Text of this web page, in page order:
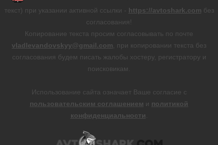
текст) при указании активной ссылки - https://avtoshark.com без
согласования!
Копирование текста просим согласовывать по почте
vladlevandovskyy@gmail.com , при копировании текста без
согласования будем писать жалобы хостеру, регистратору и
поисковикам.
Использование сайта означает Ваше согласие с
пользовательским соглашением и политикой
конфиденциальности